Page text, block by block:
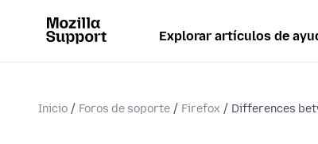
Explorar artículos de
Inicio Foros de soporte Firefox Differences